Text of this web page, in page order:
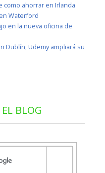
como ahorrar en Irlanda
Waterford
en la nueva oficina de
Dublín, Udemy ampliará su
BLOG